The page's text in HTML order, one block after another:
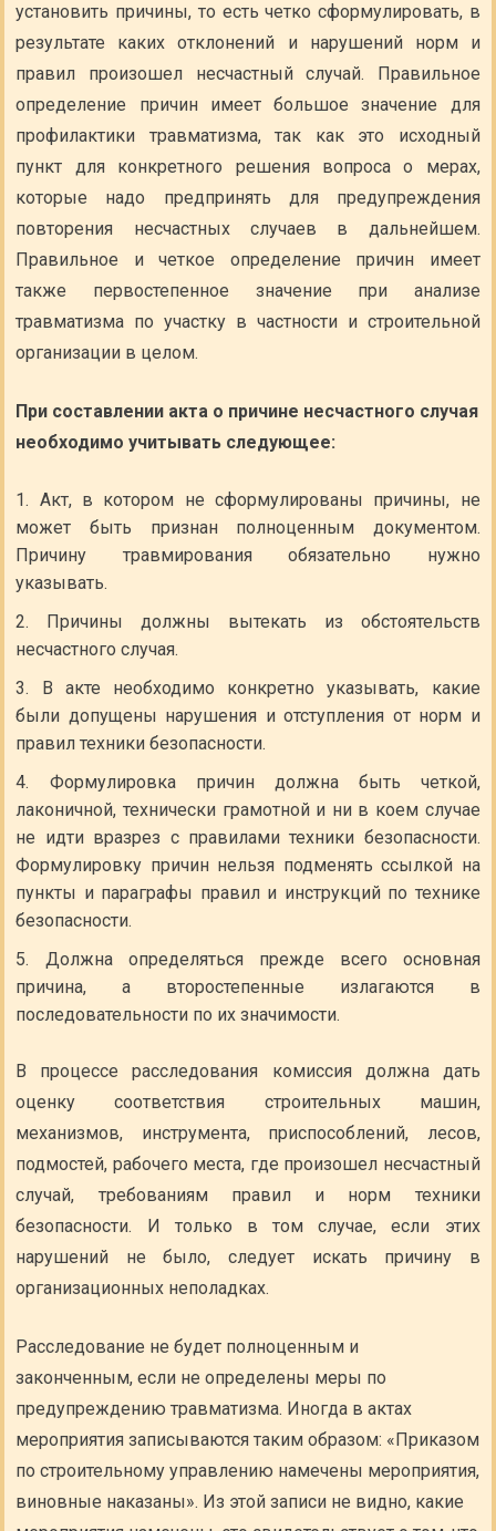
установить причины, то есть четко сформулировать, в
результате каких отклонений и нарушений норм и
правил произошел несчастный случай. Правильное
определение причин имеет большое значение для
профилактики травматизма, так как это исходный
пункт для конкретного решения вопроса о мерах,
которые надо предпринять для предупреждения
повторения несчастных случаев в дальнейшем.
Правильное и четкое определение причин имеет
также первостепенное значение при анализе
травматизма по участку в частности и строительной
организации в целом.
При составлении акта о причине несчастного случая
необходимо учитывать следующее:
Акт, в котором не сформулированы причины, не
может быть признан полноценным документом.
Причину травмирования обязательно нужно
указывать.
Причины должны вытекать из обстоятельств
несчастного случая.
В акте необходимо конкретно указывать, какие
были допущены нарушения и отступления от норм и
правил техники безопасности.
Формулировка причин должна быть четкой,
лаконичной, технически грамотной и ни в коем случае
не идти вразрез с правилами техники безопасности.
Формулировку причин нельзя подменять ссылкой на
пункты и параграфы правил и инструкций по технике
безопасности.
Должна определяться прежде всего основная
причина, а второстепенные излагаются в
последовательности по их значимости.
В процессе расследования комиссия должна дать
оценку соответствия строительных машин,
механизмов, инструмента, приспособлений, лесов,
подмостей, рабочего места, где произошел несчастный
случай, требованиям правил и норм техники
безопасности. И только в том случае, если этих
нарушений не было, следует искать причину в
организационных неполадках.
Расследование не будет полноценным и
законченным, если не определены меры по
предупреждению травматизма. Иногда в актах
мероприятия записываются таким образом: «Приказом
по строительному управлению намечены мероприятия,
виновные наказаны». Из этой записи не видно, какие